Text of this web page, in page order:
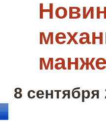
8 сентября